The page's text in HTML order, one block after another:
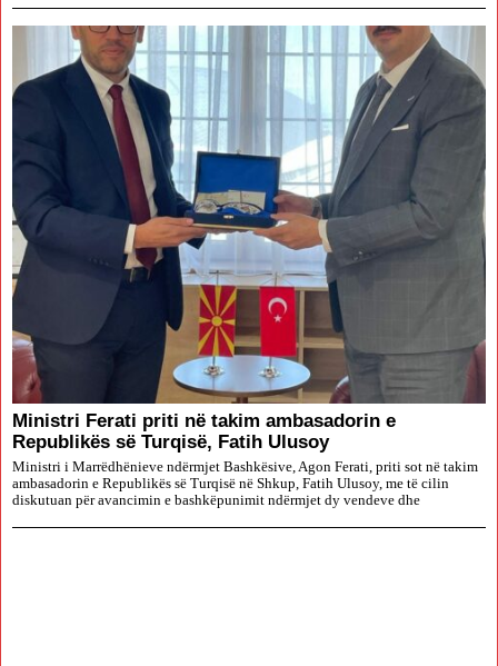
Ministri Ferati priti në takim ambasadorin e
Republikës së Turqisë, Fatih Ulusoy
Ministri i Marrëdhënieve ndërmjet Bashkësive, Agon Ferati, priti sot në takim
ambasadorin e Republikës së Turqisë në Shkup, Fatih Ulusoy, me të cilin
diskutuan për avancimin e bashkëpunimit ndërmjet dy vendeve dhe